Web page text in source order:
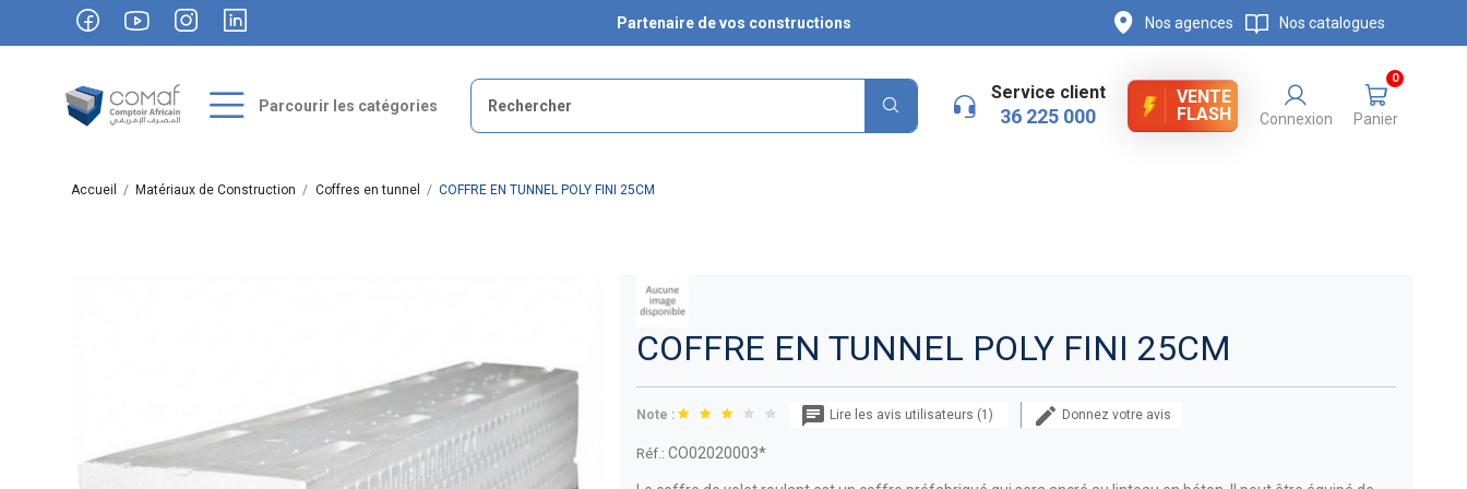
Partenaire de vos constructions Nos agences Nos catalogues
Parcourir les catégories
Service client
36 225 000
VENTE
FLASH
Connexion Panier
0
Accueil Matériaux de Construction Coffres en tunnel COFFRE EN TUNNEL POLY FINI 25CM
COFFRE EN TUNNEL POLY FINI 25CM
Note : Lire les avis utilisateurs (1) Donnez votre avis
Réf.: CO02020003*